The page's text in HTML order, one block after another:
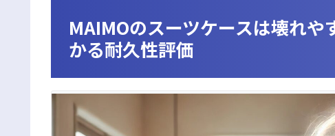
MAIMOのスーツケースは壊れ
かる耐久性評価